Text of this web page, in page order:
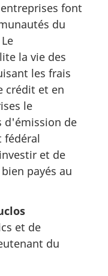
font
du
la vie des
les frais
crédit et en
le
d'émission de
fédéral
et de
payés au
et de
du